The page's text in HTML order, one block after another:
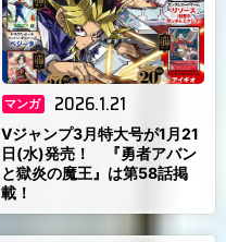
マンガ 2026.1.21
Vジャンプ3月特大号が1月21
日(水)発売！ 『勇者アバン
と獄炎の魔王』は第58話掲
載！